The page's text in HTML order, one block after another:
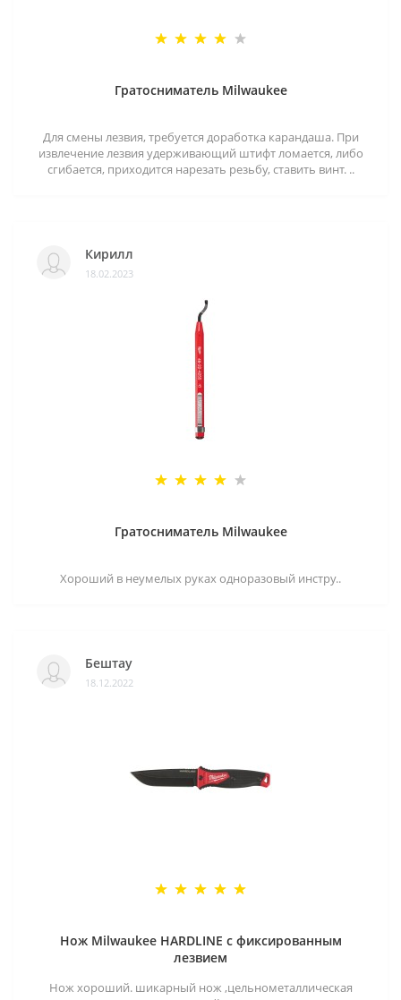
Гратосниматель Milwaukee
Для смены лезвия, требуется доработка карандаша. При
извлечение лезвия удерживающий штифт ломается, либо
сгибается, приходится нарезать резьбу, ставить винт. ..
Кирилл
18.02.2023
Гратосниматель Milwaukee
Хороший в неумелых руках одноразовый инстру..
Бештау
18.12.2022
Нож Milwaukee HARDLINE с фиксированным
лезвием
Нож хороший. шикарный нож ,цельнометаллическая